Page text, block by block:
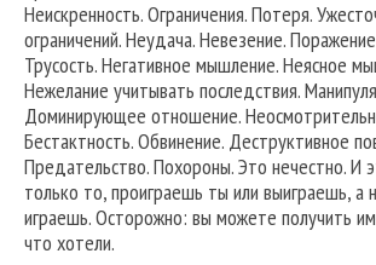
Неискренность. Ограничения. Потеря.
ограничений. Неудача. Невезение.
Трусость. Негативное мышление. Неясное
Нежелание учитывать последствия.
Доминирующее отношение.
Бестактность. Обвинение. Деструктивное
Предательство. Похороны. Это нечестно. И
только то, проиграешь ты или выиграешь, а
играешь. Осторожно: вы можете получить
что хотели.